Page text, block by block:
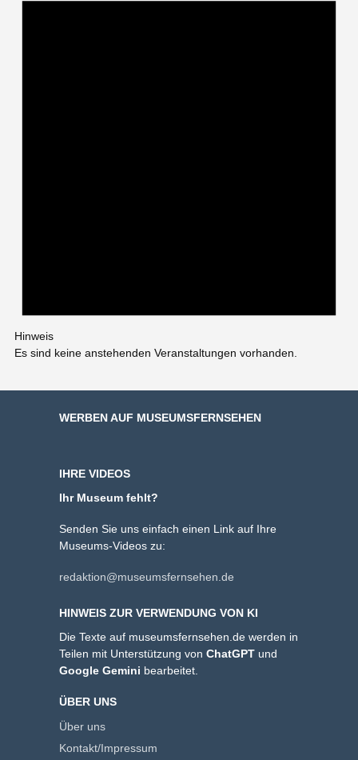
Hinweis
Es sind keine anstehenden Veranstaltungen vorhanden.
WERBEN AUF MUSEUMSFERNSEHEN
IHRE VIDEOS
Ihr Museum fehlt?
Senden Sie uns einfach einen Link auf Ihre
Museums-Videos zu:
redaktion@museumsfernsehen.de
HINWEIS ZUR VERWENDUNG VON KI
Die Texte auf museumsfernsehen.de werden in
Teilen mit Unterstützung von ChatGPT und
Google Gemini bearbeitet.
ÜBER UNS
Über uns
Kontakt/Impressum